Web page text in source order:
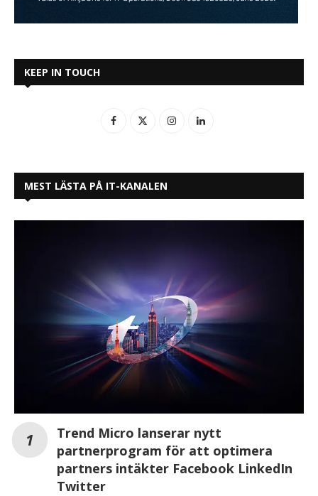
KEEP IN TOUCH
MEST LÄSTA PÅ IT-KANALEN
Trend Micro lanserar nytt
partnerprogram för att optimera
partners intäkter Facebook LinkedIn
Twitter